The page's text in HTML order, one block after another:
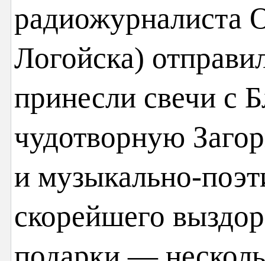
радиожурналиста
Логойска)
принесли свечи с
чудотворную
и музыкально-
скорейшего